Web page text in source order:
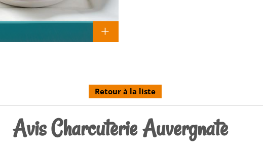
Retour à la liste
Avis Charcuterie Auvergnate